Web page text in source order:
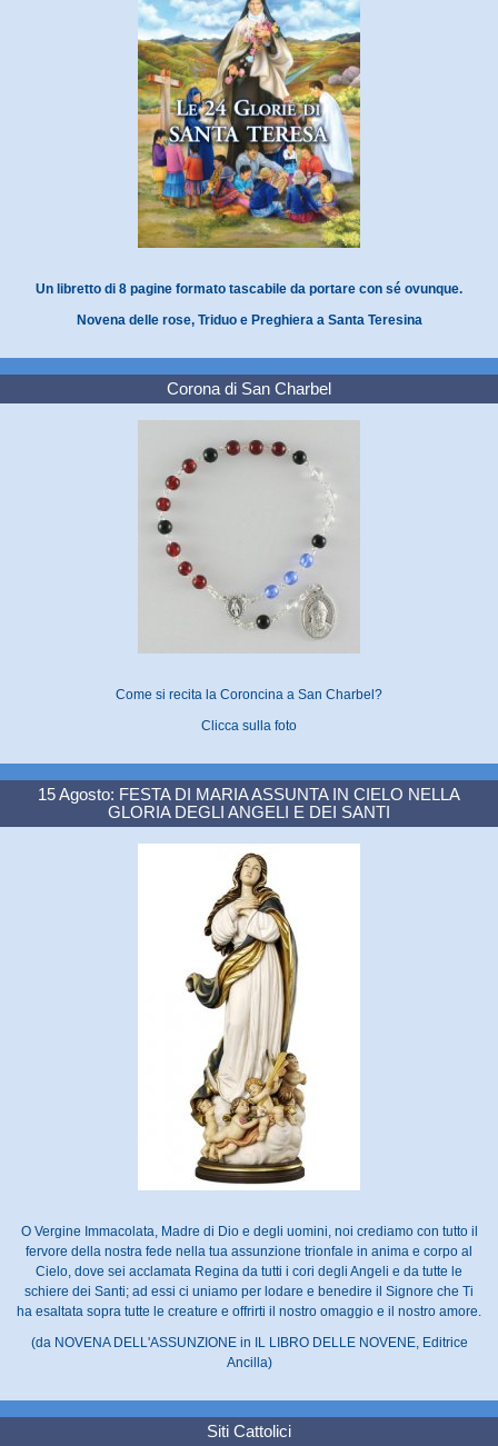
Un libretto di 8 pagine formato tascabile da portare con sé ovunque.
Novena delle rose, Triduo e Preghiera a Santa Teresina
Corona di San Charbel
Come si recita la Coroncina a San Charbel?
Clicca sulla foto
15 Agosto: FESTA DI MARIA ASSUNTA IN CIELO NELLA
GLORIA DEGLI ANGELI E DEI SANTI
O Vergine Immacolata, Madre di Dio e degli uomini, noi crediamo con tutto il
fervore della nostra fede nella tua assunzione trionfale in anima e corpo al
Cielo, dove sei acclamata Regina da tutti i cori degli Angeli e da tutte le
schiere dei Santi; ad essi ci uniamo per lodare e benedire il Signore che Ti
ha esaltata sopra tutte le creature e offrirti il nostro omaggio e il nostro amore.
(da NOVENA DELL'ASSUNZIONE in IL LIBRO DELLE NOVENE, Editrice
Ancilla)
Siti Cattolici